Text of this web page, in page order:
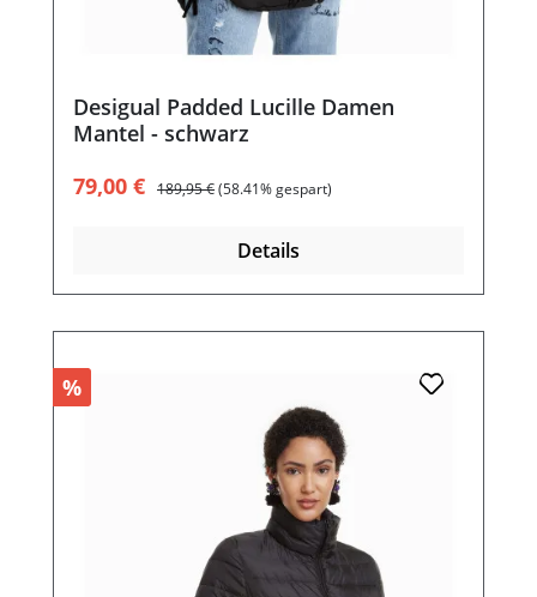
Desigual Padded Lucille Damen
Mantel - schwarz
Verkaufspreis:
79,00 € Regulärer Preis:
189,95 €(58.41% gespart)
Details
%